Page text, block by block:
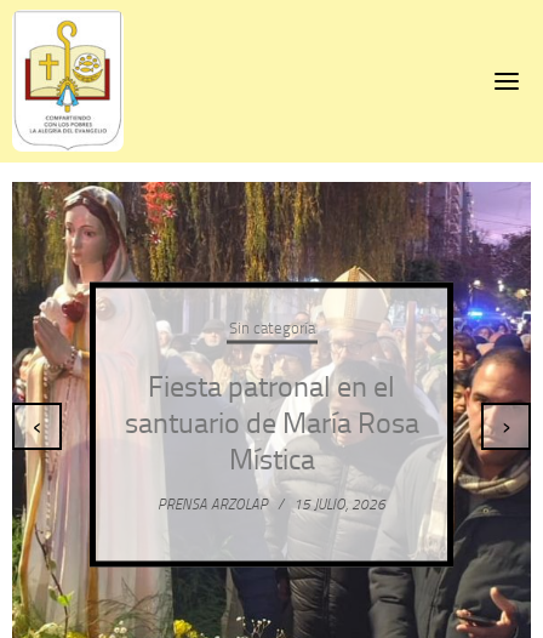
Skip
content
Sin categoría
Fiesta patronal en el
santuario de María Rosa
Mística
PRENSA ARZOLAP / 15 JULIO, 2026
‹ ›